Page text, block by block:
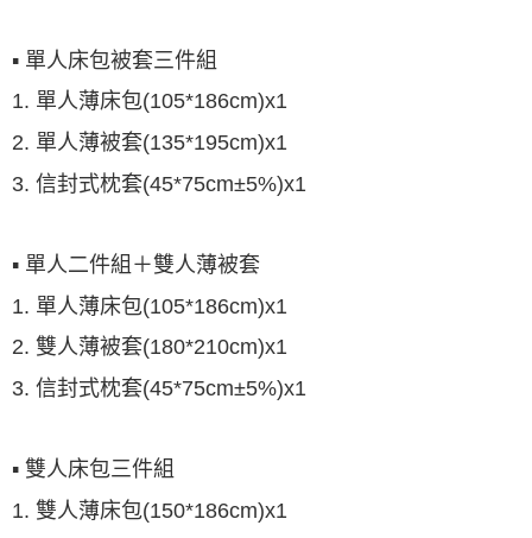
▪ 單人床包被套三件組
1. 單人薄床包(105*186cm)x1
2. 單人薄被套(135*195cm)x1
3. 信封式枕套(45*75cm±5%)x1
▪ 單人二件組＋雙人薄被套
1. 單人薄床包(105*186cm)x1
2. 雙人薄被套(180*210cm)x1
3. 信封式枕套(45*75cm±5%)x1
▪ 雙人床包三件組
1. 雙人薄床包(150*186cm)x1